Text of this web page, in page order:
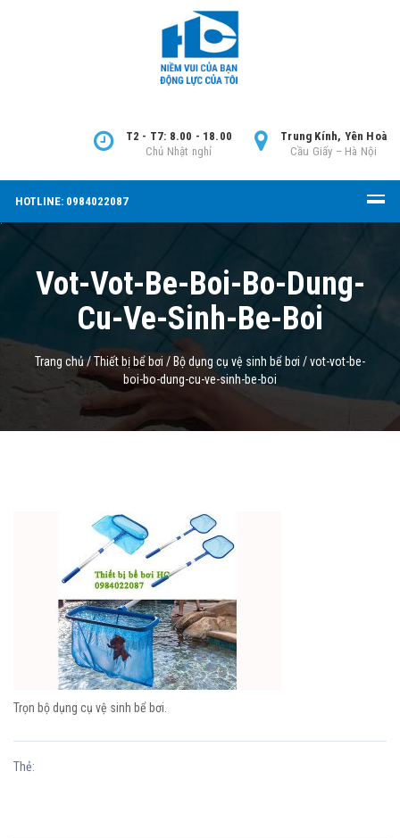
Trung Kính, Yên Hoà
Cầu Giấy – Hà Nội
T2 - T7: 8.00 - 18.00
Chủ Nhật nghỉ
HOTLINE: 0984022087
Vot-Vot-Be-Boi-Bo-Dung-
Cu-Ve-Sinh-Be-Boi
Trang chủ/Thiết bị bể bơi / Bộ dụng cụ vệ sinh bể bơi /vot-vot-be-
boi-bo-dung-cu-ve-sinh-be-boi
Trọn bộ dụng cụ vệ sinh bể bơi.
Thẻ: